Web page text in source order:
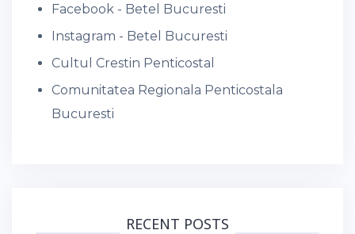
Facebook - Betel Bucuresti
Instagram - Betel Bucuresti
Cultul Crestin Penticostal
Comunitatea Regionala Penticostala
Bucuresti
RECENT POSTS